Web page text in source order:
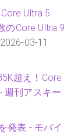
Ultra 5
のCore Ultra 9
03-11
超え！Core
週刊アスキー
発表 - モバイ